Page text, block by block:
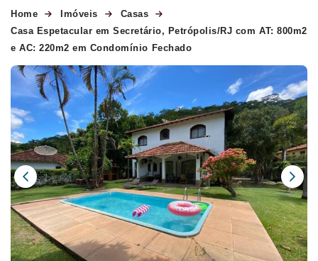
Home Imóveis
Casas
Casa Espetacular em Secretário, Petrópolis/RJ com AT: 800m2
e AC: 220m2 em Condomínio Fechado